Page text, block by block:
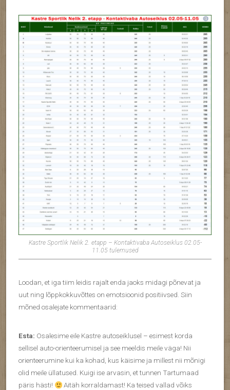
Kastre Sportlik Nelik 2. etapp – Kontaktivaba Autoseiklus 02.05-
11.05 tulemused
Loodan, et iga tiim leidis rajalt enda jaoks midagi põnevat ja
uut ning lõppkokkuvõttes on emotsioonid positiivsed. Siin
mõned osalejate kommentaarid:
Esta: Osalesime eile Kastre autoseiklusel – esimest korda
sellisel auto-orienteerumisel ja see meeldis meile väga! Nii
orienteerumine kui ka kohad, kus käisime ja millest nii mõnigi
olid meile üllatused. Kuigi ise arvasin, et tunnen Tartumaad
päris hästi!
Aitäh korraldamast! Ka teised vallad võiks